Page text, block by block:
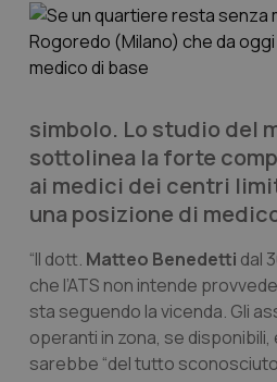
simbolo. Lo studio del
sottolinea la forte
ai medici dei centri
una posizione di
“Il dott. Matteo Benedetti dal
che l’ATS non intende
sta seguendo la vicenda. Gli
operanti in zona, se
sarebbe “del tutto